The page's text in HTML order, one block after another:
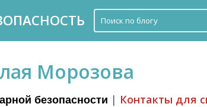
Морозова
безопасности | Контакты для